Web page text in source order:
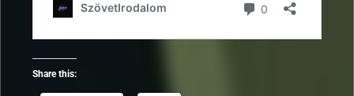
Share this: